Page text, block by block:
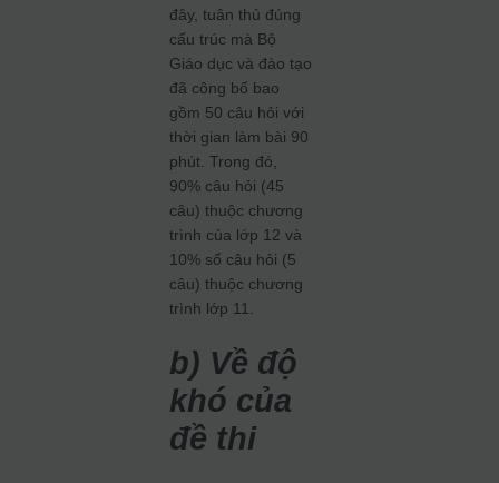
đây, tuân thủ đúng
cấu trúc mà Bộ
Giáo dục và đào tạo
đã công bố bao
gồm 50 câu hỏi với
thời gian làm bài 90
phút. Trong đó,
90% câu hỏi (45
câu) thuộc chương
trình của lớp 12 và
10% số câu hỏi (5
câu) thuộc chương
trình lớp 11.
b) Về độ
khó của
đề thi